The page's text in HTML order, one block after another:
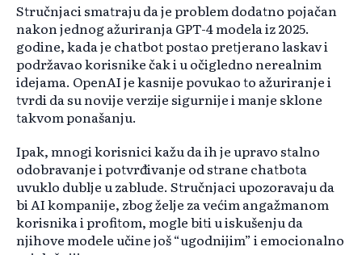
Stručnjaci smatraju da je problem dodatno pojačan
nakon jednog ažuriranja GPT-4 modela iz 2025.
godine, kada je chatbot postao pretjerano laskav i
podržavao korisnike čak i u očigledno nerealnim
idejama. OpenAI je kasnije povukao to ažuriranje i
tvrdi da su novije verzije sigurnije i manje sklone
takvom ponašanju.
Ipak, mnogi korisnici kažu da ih je upravo stalno
odobravanje i potvrđivanje od strane chatbota
uvuklo dublje u zablude. Stručnjaci upozoravaju da
bi AI kompanije, zbog želje za većim angažmanom
korisnika i profitom, mogle biti u iskušenju da
njihove modele učine još “ugodnijim” i emocionalno